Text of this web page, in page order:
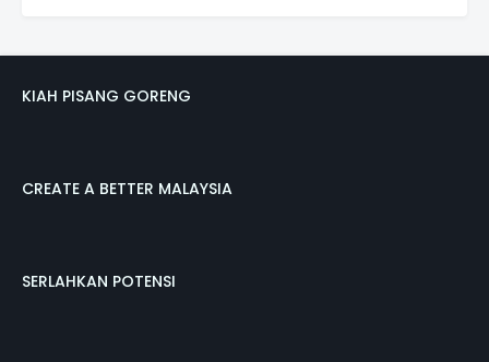
KIAH PISANG GORENG
CREATE A BETTER MALAYSIA
SERLAHKAN POTENSI